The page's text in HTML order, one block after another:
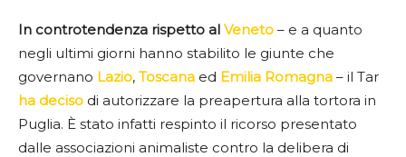
In controtendenza rispetto al Veneto – e a quanto
negli ultimi giorni hanno stabilito le giunte che
governano Lazio, Toscana ed Emilia Romagna – il Tar
ha deciso di autorizzare la preapertura alla tortora in
Puglia. È stato infatti respinto il ricorso presentato
dalle associazioni animaliste contro la delibera di